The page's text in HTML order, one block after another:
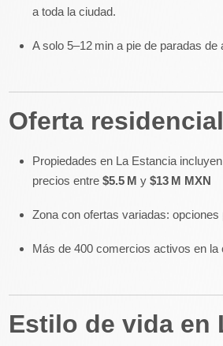
a toda la ciudad.
A solo 5–12 min a pie de paradas
Oferta
Propiedades en La Estancia
precios entre$5.5 M y$13 M MXN
Zona con ofertas variadas:
Más de 400 comercios activos en
Estilo de vida en